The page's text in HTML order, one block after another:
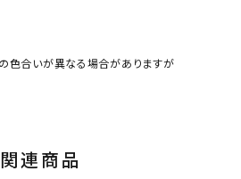
色合いが異なる場合がありますが
関連商品